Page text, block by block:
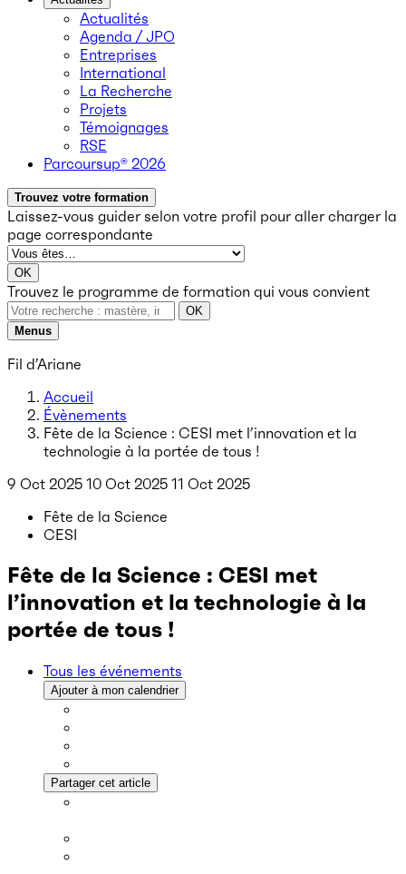
Actualités
Agenda / JPO
Entreprises
International
La Recherche
Projets
Témoignages
RSE
Parcoursup® 2026
Trouvez votre formation
Laissez-vous guider selon votre profil pour aller charger la
page correspondante
OK
Trouvez le programme de formation qui vous convient
OK
Menus
Fil d’Ariane
Accueil
Évènements
Fête de la Science : CESI met l’innovation et la
technologie à la portée de tous !
9 Oct 2025 10 Oct 2025 11 Oct 2025
Fête de la Science
CESI
Fête de la Science : CESI met
l’innovation et la technologie à la
portée de tous !
Tous les événements
Ajouter à mon calendrier
Partager cet article